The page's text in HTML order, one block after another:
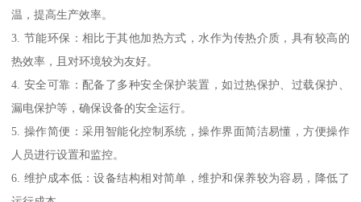
温，提高生产效率。
3. 节能环保：相比于其他加热方式，水作为传热介质，具有较高的
热效率，且对环境较为友好。
4. 安全可靠：配备了多种安全保护装置，如过热保护、过载保护、
漏电保护等，确保设备的安全运行。
5. 操作简便：采用智能化控制系统，操作界面简洁易懂，方便操作
人员进行设置和监控。
6. 维护成本低：设备结构相对简单，维护和保养较为容易，降低了